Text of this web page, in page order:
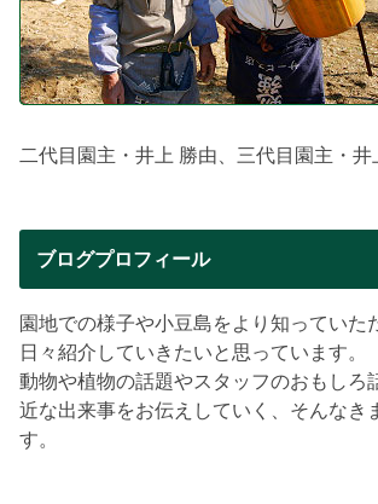
二代目園主・井上 勝由、三代目園主・井
ブログプロフィール
園地での様子や小豆島をより知っていた
日々紹介していきたいと思っています。
動物や植物の話題やスタッフのおもしろ
近な出来事をお伝えしていく、そんなき
す。